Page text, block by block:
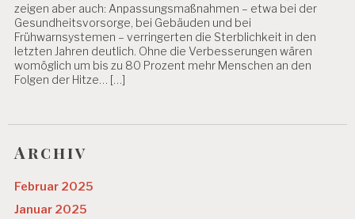
zeigen aber auch: Anpassungsmaßnahmen – etwa bei der
Gesundheitsvorsorge, bei Gebäuden und bei
Frühwarnsystemen – verringerten die Sterblichkeit in den
letzten Jahren deutlich. Ohne die Verbesserungen wären
womöglich um bis zu 80 Prozent mehr Menschen an den
Folgen der Hitze… […]
Archiv
Februar 2025
Januar 2025